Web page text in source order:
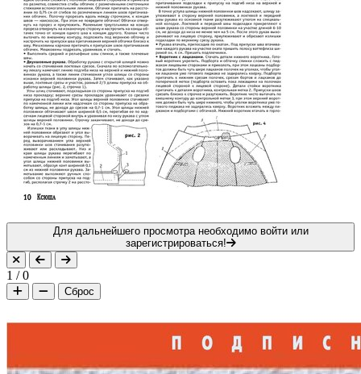
Для дальнейшего просмотра необходимо войти или
зарегистрироваться!
1 /0
Сброс